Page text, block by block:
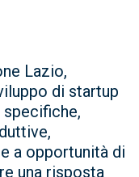
Lazio,
di startup
a opportunità di
una risposta